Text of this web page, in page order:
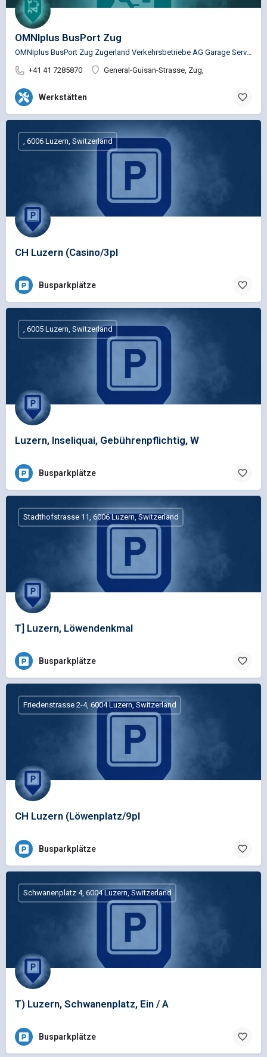
OMNIplus BusPort Zug
+41 41 7285870
General-Guisan-Strasse, Zug,
Werkstätten
CH Luzern (Casino/3pl
, 6006 Luzern, Switzerland
Busparkplätze
Luzern, Inseliquai, Gebührenpflichtig, W
, 6005 Luzern, Switzerland
Busparkplätze
T] Luzern, Löwendenkmal
Stadthofstrasse 11, 6006 Luzern, Switzerland
Busparkplätze
CH Luzern (Löwenplatz/9pl
Friedenstrasse 2-4, 6004 Luzern, Switzerland
Busparkplätze
T) Luzern, Schwanenplatz, Ein / A
Schwanenplatz 4, 6004 Luzern, Switzerland
Busparkplätze